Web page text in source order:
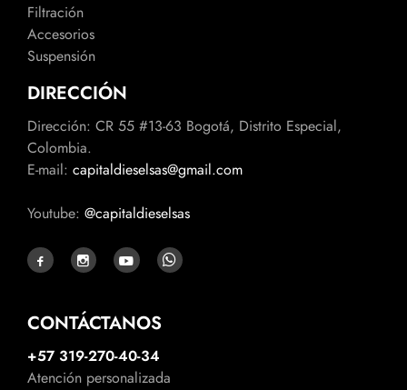
Filtración
Accesorios
Suspensión
DIRECCIÓN
Dirección: CR 55 #13-63 Bogotá, Distrito Especial,
Colombia.
E-mail: capitaldieselsas@gmail.com
Youtube: @capitaldieselsas
CONTÁCTANOS
+57 319-270-40-34
Atención personalizada